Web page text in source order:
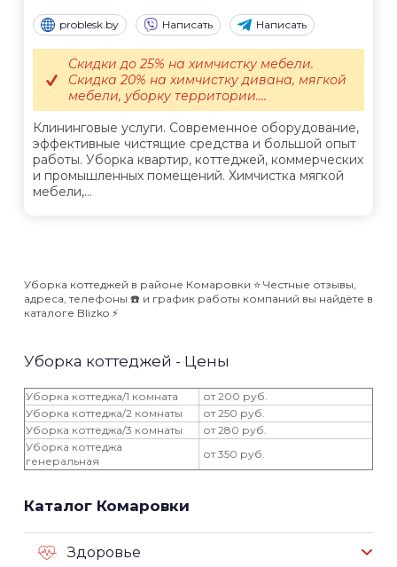
problesk.by Написать Написать
Клининговые услуги. Современное оборудование,
эффективные чистящие средства и большой опыт
работы. Уборка квартир, коттеджей, коммерческих
и промышленных помещений. Химчистка мягкой
мебели,...
Скидки до 25% на химчистку мебели.
Скидка 20% на химчистку дивана, мягкой
мебели, уборку территории....
Уборка коттеджей в районе Комаровки ⭐️ Честные отзывы,
адреса, телефоны ☎️ и график работы компаний вы найдёте в
каталоге Blizko ⚡️
Уборка коттеджей - Цены
Уборка коттеджа/1 комната
от 200 руб.
Уборка коттеджа/2 комнаты
от 250 руб.
Уборка коттеджа/3 комнаты
от 280 руб.
Уборка коттеджа
генеральная
от 350 руб.
Каталог Комаровки
Здоровье